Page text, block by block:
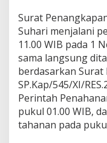
Surat
Suhari menjalani
11.00 WIB pada 1
sama langsung
berdasarkan
SP.Kap/545/XI/
Perintah
pukul 01.00 WIB,
tahanan pada